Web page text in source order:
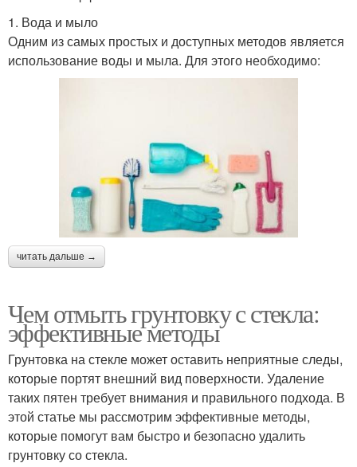
1. Вода и мыло
Одним из самых простых и доступных методов является
использование воды и мыла. Для этого необходимо:
читать дальше →
Чем отмыть грунтовку с стекла:
эффективные методы
Грунтовка на стекле может оставить неприятные следы,
которые портят внешний вид поверхности. Удаление
таких пятен требует внимания и правильного подхода. В
этой статье мы рассмотрим эффективные методы,
которые помогут вам быстро и безопасно удалить
грунтовку со стекла.